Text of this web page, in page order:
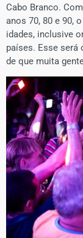
Cabo Branco.
anos 70, 80 e 90,
idades, inclusive
países. Esse será
de que muita